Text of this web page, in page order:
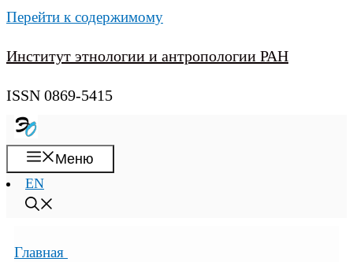
Перейти к содержимому
Институт этнологии и антропологии РАН
ISSN 0869-5415
Меню
EN
Главная